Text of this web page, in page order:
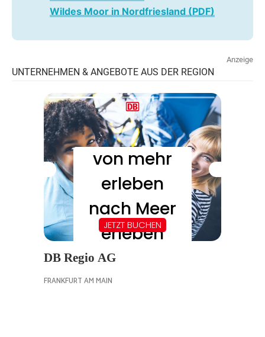
Wildes Moor in Nordfriesland (PDF)